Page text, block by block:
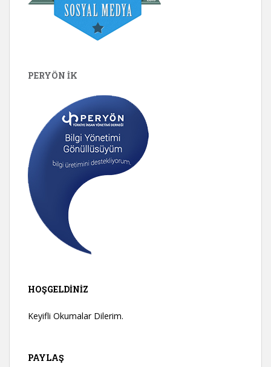
PERYÖN İK
HOŞGELDINIZ
Keyifli Okumalar Dilerim.
PAYLAŞ